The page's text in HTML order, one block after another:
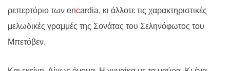
ρεπερτόριο των encardia, κι άλλοτε τις χαρακτηριστικές
μελωδικές γραμμές της Σονάτας του Σεληνόφωτος του
Μπετόβεν.